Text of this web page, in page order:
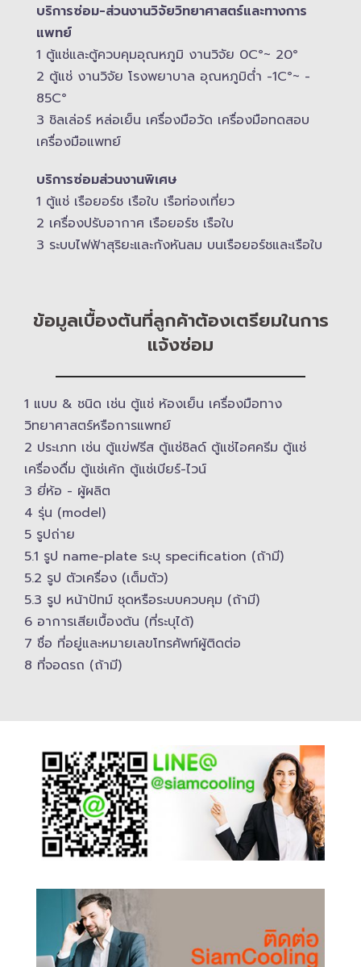
บริการซ่อม-​ส่วนงานวิจัยวิทยาศาสตร์และทางการ
แพทย์
1 ตู้แช่และตู้ควบคุม​อุณหภูมิ​ งานวิจัย 0C°~ 20°
2 ตู้แช่ งานวิจัย โรงพยาบาล อุณหภูมิ​ต่ำ -​1C°~ -​
85C°
3 ชิลเล่อร์ หล่อเย็น เครื่องมือวัด เครื่องมือทดสอบ
เครื่องมือแพทย์
บริการซ่อมส่วนงานพิเศษ
1 ตู้แช่ เรือยอร์ช เรือใบ เรือท่องเที่ยว
2 เครื่องปรับอากาศ เรือยอร์ช เรือใบ
3 ระบบไฟฟ้าสุริยะและกังหันลม บนเรือยอร์ช​และเรือใบ
ข้อมูลเบื้องต้นที่ลูกค้าต้องเตรียมในการ
แจ้งซ่อม
1 แบบ & ​ชนิด เช่น ตู้แช่ ห้องเย็น เครื่องมือทาง
วิทยาศาสตร์​หรือการแพทย์
2 ประเภท เช่น ตู้แข่ฟรีส ตู้แช่ชิลด์ ตู้แช่ไอศครีม ตู้แช่
เครื่องดื่ม ตู้แช่เค้ก ตู้แช่เบียร์-ไวน์
3 ยี่ห้อ -​ ผู้ผลิต
4 รุ่น (model)
5 รูปถ่าย
5.1 รูป name-plate ระบุ specification (ถ้ามี)
5.2 รูป ตัวเครื่อง (เต็มตัว)
5.3 รูป หน้าปัทม์ ชุดหรือระบบควบคุม (ถ้ามี)​
6 อาการเสียเบื้องต้น (ที่ระบุได้)
7 ชื่อ ที่อยู่และ​หมายเลขโทรศัพท์​ผู้ติดต่อ
8 ที่จอดรถ (ถ้ามี)​